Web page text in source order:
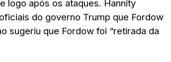
logo após os ataques. Hannity
do governo Trump que Fordow
sugeriu que Fordow foi “retirada da